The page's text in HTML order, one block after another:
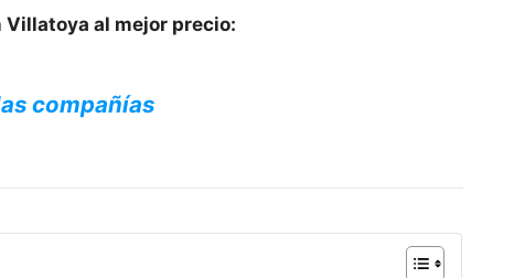
al mejor precio:
compañías